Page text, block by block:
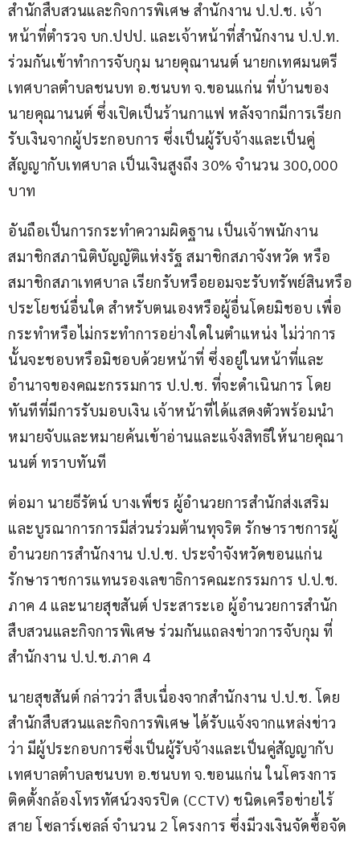
สำนักสืบสวนและกิจการพิเศษ สำนักงาน ป.ป.ช. เจ้า
หน้าที่ตำรวจ บก.ปปป. และเจ้าหน้าที่สำนักงาน ป.ป.ท.
ร่วมกันเข้าทำการจับกุม นายคุณานนต์ นายกเทศมนตรี
เทศบาลตำบลชนบท อ.ชนบท จ.ขอนแก่น ที่บ้านของ
นายคุณานนต์ ซึ่งเปิดเป็นร้านกาแฟ หลังจากมีการเรียก
รับเงินจากผู้ประกอบการ ซึ่งเป็นผู้รับจ้างและเป็นคู่
สัญญากับเทศบาล เป็นเงินสูงถึง 30% จำนวน 300,000
บาท
อันถือเป็นการกระทำความผิดฐาน เป็นเจ้าพนักงาน
สมาชิกสภานิติบัญญัติแห่งรัฐ สมาชิกสภาจังหวัด หรือ
สมาชิกสภาเทศบาล เรียกรับหรือยอมจะรับทรัพย์สินหรือ
ประโยชน์อื่นใด สำหรับตนเองหรือผู้อื่นโดยมิชอบ เพื่อ
กระทำหรือไม่กระทำการอย่างใดในตำแหน่ง ไม่ว่าการ
นั้นจะชอบหรือมิชอบด้วยหน้าที่ ซึ่งอยู่ในหน้าที่และ
อำนาจของคณะกรรมการ ป.ป.ช. ที่จะดำเนินการ โดย
ทันทีที่มีการรับมอบเงิน เจ้าหน้าที่ได้แสดงตัวพร้อมนำ
หมายจับและหมายค้นเข้าอ่านและแจ้งสิทธิให้นายคุณา
นนต์ ทราบทันที
ต่อมา นายธีรัตน์ บางเพ็ชร ผู้อำนวยการสำนักส่งเสริม
และบูรณาการการมีส่วนร่วมต้านทุจริต รักษาราชการผู้
อำนวยการสำนักงาน ป.ป.ช. ประจำจังหวัดขอนแก่น
รักษาราชการแทนรองเลขาธิการคณะกรรมการ ป.ป.ช.
ภาค 4 และนายสุขสันต์ ประสาระเอ ผู้อำนวยการสำนัก
สืบสวนและกิจการพิเศษ ร่วมกันแถลงข่าวการจับกุม ที่
สำนักงาน ป.ป.ช.ภาค 4
นายสุขสันต์ กล่าวว่า สืบเนื่องจากสำนักงาน ป.ป.ช. โดย
สำนักสืบสวนและกิจการพิเศษ ได้รับแจ้งจากแหล่งข่าว
ว่า มีผู้ประกอบการซึ่งเป็นผู้รับจ้างและเป็นคู่สัญญากับ
เทศบาลตำบลชนบท อ.ชนบท จ.ขอนแก่น ในโครงการ
ติดตั้งกล้องโทรทัศน์วงจรปิด (CCTV) ชนิดเครือข่ายไร้
สาย โซลาร์เซลล์ จำนวน 2 โครงการ ซึ่งมีวงเงินจัดซื้อจัด